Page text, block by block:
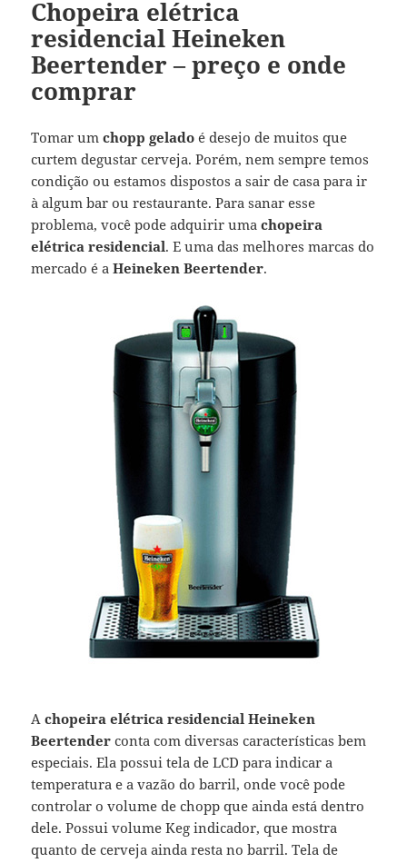
Chopeira elétrica
residencial Heineken
Beertender – preço e onde
comprar
Tomar umchopp gelado é desejo de muitos que
curtem degustar cerveja. Porém, nem sempre temos
condição ou estamos dispostos a sair de casa para ir
à algum bar ou restaurante. Para sanar esse
problema, você pode adquirir umachopeira
elétrica residencial. E uma das melhores marcas do
mercado é aHeineken Beertender.
Achopeira elétrica residencial Heineken
Beertender conta com diversas características bem
especiais. Ela possui tela de LCD para indicar a
temperatura e a vazão do barril, onde você pode
controlar o volume de chopp que ainda está dentro
dele. Possui volume Keg indicador, que mostra
quanto de cerveja ainda resta no barril. Tela de